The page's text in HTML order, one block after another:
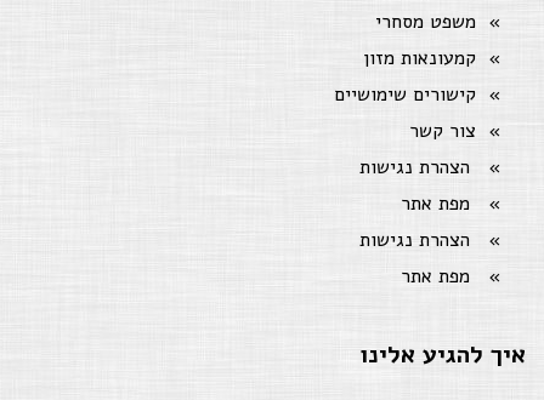
משפט מסחרי
קמעונאות מזון
קישורים שימושיים
צור קשר
הצהרת נגישות
מפת אתר
הצהרת נגישות
מפת אתר
איך להגיע אלינו